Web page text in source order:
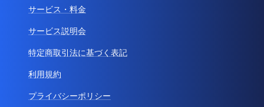
サービス・料金
サービス説明会
特定商取引法に基づく表記
利用規約
プライバシーポリシー